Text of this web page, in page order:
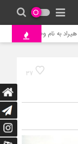
به نام وطن
37